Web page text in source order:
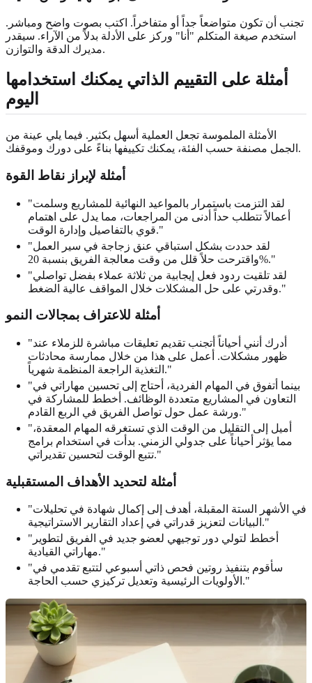
تجنب أن تكون متواضعاً جداً أو متفاخراً. اكتب بصوت واضح ومباشر.
استخدم صيغة المتكلم "أنا" وركز على الأدلة بدلاً من الآراء. سيقدر
مديرك الدقة والتوازن.
أمثلة على التقييم الذاتي يمكنك استخدامها
اليوم
الأمثلة الملموسة تجعل العملية أسهل بكثير. فيما يلي عينة من
الجمل مصنفة حسب الفئة، يمكنك تكييفها بناءً على دورك وموقفك.
أمثلة لإبراز نقاط القوة
"لقد التزمت باستمرار بالمواعيد النهائية للمشاريع وسلمت
أعمالاً تتطلب حداً أدنى من المراجعات، مما يدل على اهتمام
قوي بالتفاصيل وإدارة الوقت."
"لقد حددت بشكل استباقي عنق زجاجة في سير العمل
واقترحت حلاً قلل من وقت معالجة الفريق بنسبة 20%."
"لقد تلقيت ردود فعل إيجابية من ثلاثة عملاء بفضل تواصلي
وقدرتي على حل المشكلات خلال المواقف عالية الضغط."
أمثلة للاعتراف بمجالات النمو
"أدرك أنني أحياناً أتجنب تقديم تعليقات مباشرة للزملاء عند
ظهور مشكلات. أعمل على هذا من خلال ممارسة محادثات
التغذية الراجعة المنظمة شهرياً."
"بينما أتفوق في المهام الفردية، أحتاج إلى تحسين مهاراتي في
التعاون في المشاريع متعددة الوظائف. أخطط للمشاركة في
ورشة عمل حول تواصل الفريق في الربع القادم."
"أميل إلى التقليل من الوقت الذي تستغرقه المهام المعقدة،
مما يؤثر أحياناً على جدولي الزمني. بدأت في استخدام برامج
تتبع الوقت لتحسين تقديراتي."
أمثلة لتحديد الأهداف المستقبلية
"في الأشهر الستة المقبلة، أهدف إلى إكمال شهادة في تحليلات
البيانات لتعزيز قدراتي في إعداد التقارير الاستراتيجية."
"أخطط لتولي دور توجيهي لعضو جديد في الفريق لتطوير
مهاراتي القيادية."
"سأقوم بتنفيذ روتين فحص ذاتي أسبوعي لتتبع تقدمي في
الأولويات الرئيسية وتعديل تركيزي حسب الحاجة."